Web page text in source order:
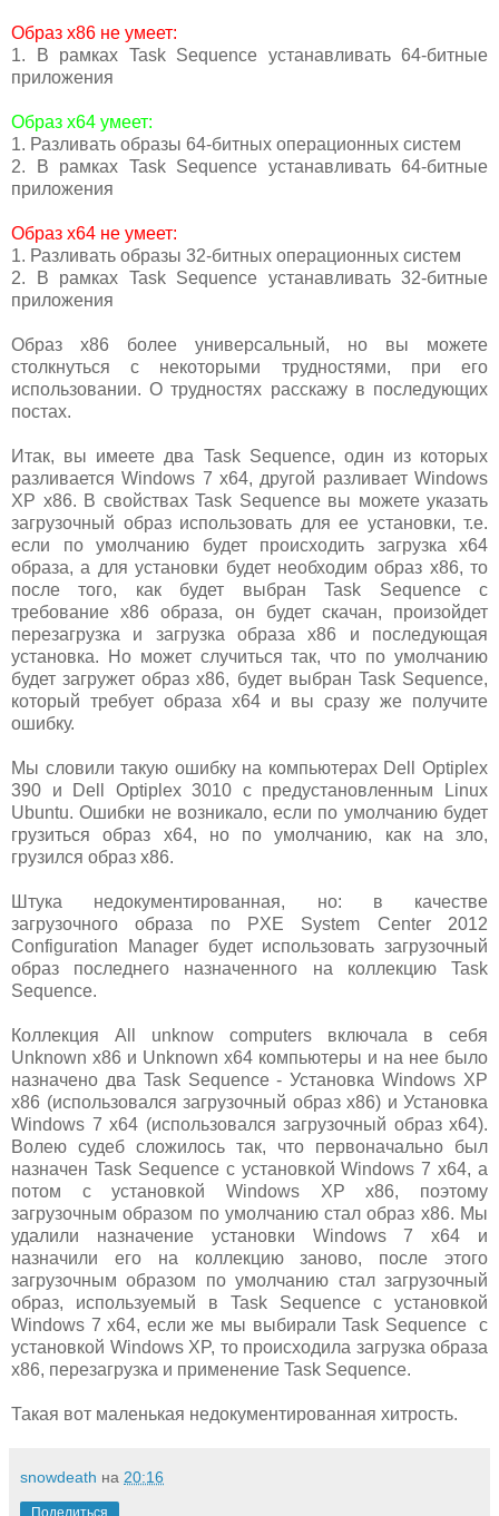
Образ x86 не умеет:
1. В рамках Task Sequence устанавливать 64-битные
приложения
Образ x64 умеет:
1. Разливать образы 64-битных операционных систем
2. В рамках Task Sequence устанавливать 64-битные
приложения
Образ x64 не умеет:
1. Разливать образы 32-битных операционных систем
2. В рамках Task Sequence устанавливать 32-битные
приложения
Образ х86 более универсальный, но вы можете
столкнуться с некоторыми трудностями, при его
использовании. О трудностях расскажу в последующих
постах.
Итак, вы имеете два Task Sequence, один из которых
разливается Windows 7 x64, другой разливает Windows
XP x86. В свойствах Task Sequence вы можете указать
загрузочный образ использовать для ее установки, т.е.
если по умолчанию будет происходить загрузка x64
образа, а для установки будет необходим образ x86, то
после того, как будет выбран Task Sequence с
требование x86 образа, он будет скачан, произойдет
перезагрузка и загрузка образа x86 и последующая
установка. Но может случиться так, что по умолчанию
будет загружет образ x86, будет выбран Task Sequence,
который требует образа x64 и вы сразу же получите
ошибку.
Мы словили такую ошибку на компьютерах Dell Optiplex
390 и Dell Optiplex 3010 с предустановленным Linux
Ubuntu. Ошибки не возникало, если по умолчанию будет
грузиться образ x64, но по умолчанию, как на зло,
грузился образ x86.
Штука недокументированная, но: в качестве
загрузочного образа по PXE System Center 2012
Configuration Manager будет использовать загрузочный
образ последнего назначенного на коллекцию Task
Sequence.
Коллекция All unknow computers включала в себя
Unknown x86 и Unknown x64 компьютеры и на нее было
назначено два Task Sequence - Установка Windows XP
x86 (использовался загрузочный образ x86) и Установка
Windows 7 x64 (использовался загрузочный образ x64).
Волею судеб сложилось так, что первоначально был
назначен Task Sequence с установкой Windows 7 x64, а
потом с установкой Windows XP x86, поэтому
загрузочным образом по умолчанию стал образ x86. Мы
удалили назначение установки Windows 7 x64 и
назначили его на коллекцию заново, после этого
загрузочным образом по умолчанию стал загрузочный
образ, используемый в Task Sequence с установкой
Windows 7 x64, если же мы выбирали Task Sequence с
установкой Windows XP, то происходила загрузка образа
x86, перезагрузка и применение Task Sequence.
Такая вот маленькая недокументированная хитрость.
snowdeath на 20:16
Поделиться